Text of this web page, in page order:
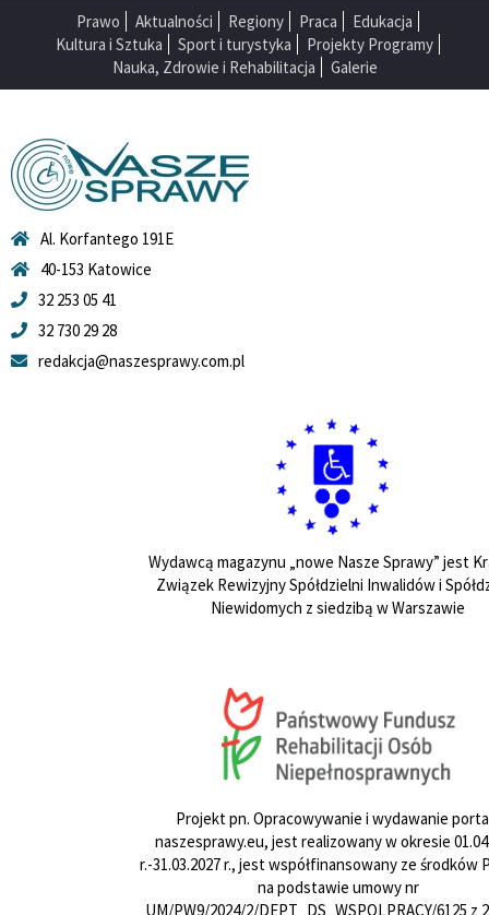
Prawo Aktualności Regiony Praca
Edukacja
Kultura i Sztuka
Sport i turystyka
Projekty Programy
Nauka, Zdrowie i Rehabilitacja
Galerie
Al. Korfantego 191E
40-153 Katowice
32 253 05 41
32 730 29 28
redakcja@naszesprawy.com.pl
Wydawcą magazynu „nowe Nasze Sprawy” jest
Związek Rewizyjny Spółdzielni Inwalidów i
Niewidomych z siedzibą w Warszawie
Projekt pn. Opracowywanie i wydawanie
naszesprawy.eu, jest realizowany w okresie
r.-31.03.2027 r., jest współfinansowany ze środków
na podstawie umowy nr
UM/PW9/2024/2/DEPT_DS_WSPOLPRACY/6125 z